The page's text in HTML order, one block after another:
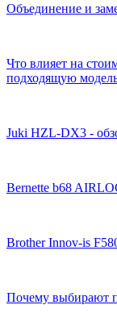
Объединение и
Что влияет на
подходящую
Juki HZL-DX3 -
Bernette b68
Brother Innov-is
Почему выбирают